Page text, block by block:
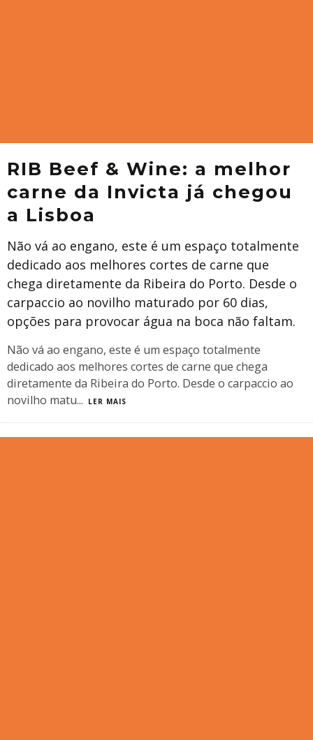
RIB Beef & Wine: a melhor
carne da Invicta já chegou
a Lisboa
Não vá ao engano, este é um espaço totalmente
dedicado aos melhores cortes de carne que
chega diretamente da Ribeira do Porto. Desde o
carpaccio ao novilho maturado por 60 dias,
opções para provocar água na boca não faltam.
Não vá ao engano, este é um espaço totalmente
dedicado aos melhores cortes de carne que chega
diretamente da Ribeira do Porto. Desde o carpaccio ao
novilho matu... LER MAIS